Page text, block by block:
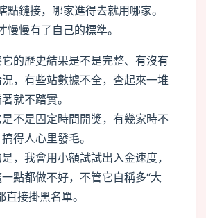
點鏈接，哪家進得去就用哪家。
慢慢有了自己的標準。
的歷史結果是不是完整、有沒有
，有些站數據不全，查起來一堆
就不踏實。
不是固定時間開獎，有幾家時不
得人心里發毛。
，我會用小額試試出入金速度，
點都做不好，不管它自稱多“大
直接掛黑名單。